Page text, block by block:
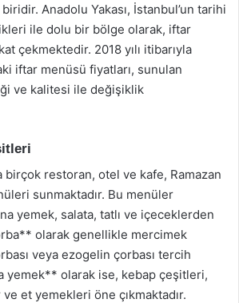
Anadolu Yakası, İstanbul’un tarihi
ile dolu bir bölge olarak, iftar
çekmektedir. 2018 yılı itibarıyla
iftar menüsü fiyatları, sunulan
ve kalitesi ile değişiklik
birçok restoran, otel ve kafe, Ramazan
sunmaktadır. Bu menüler
yemek, salata, tatlı ve içeceklerden
olarak genellikle mercimek
veya ezogelin çorbası tercih
yemek** olarak ise, kebap çeşitleri,
et yemekleri öne çıkmaktadır.